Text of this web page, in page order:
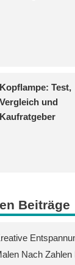
Kopflampe: Test,
Vergleich und
Kaufratgeber
Beiträge
Nach Zahlen